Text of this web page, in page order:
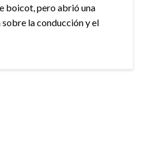
boicot, pero abrió una
la conducción y el